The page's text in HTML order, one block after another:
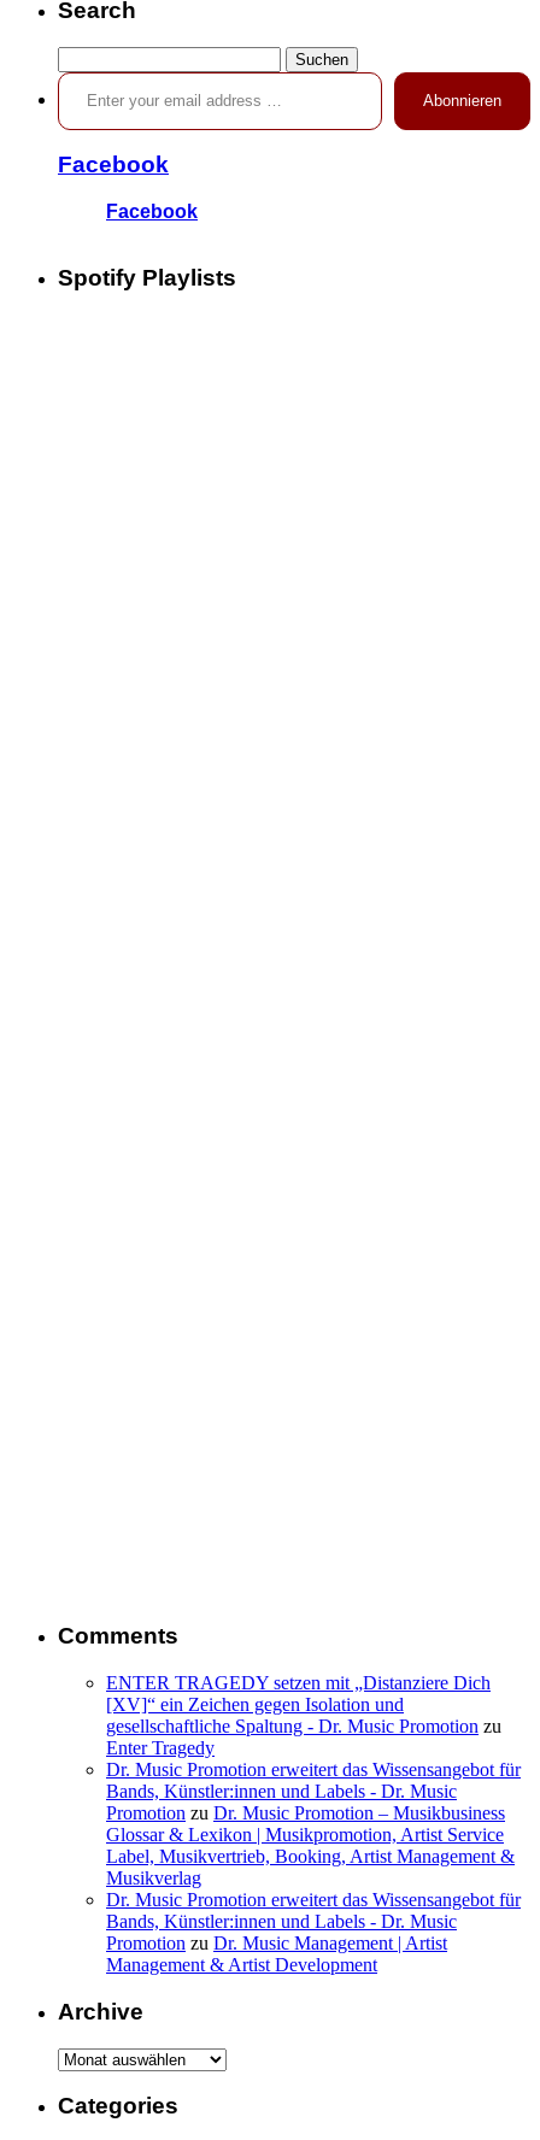
Search
nach:
Enter your email address …
Abonnieren
Facebook
Facebook
Spotify Playlists
Comments
ENTER TRAGEDY setzen mit „Distanziere Dich
[XV]“ ein Zeichen gegen Isolation und
gesellschaftliche Spaltung - Dr. Music Promotion zu
Enter Tragedy
Dr. Music Promotion erweitert das Wissensangebot für
Bands, Künstler:innen und Labels - Dr. Music
Promotion zu Dr. Music Promotion – Musikbusiness
Glossar & Lexikon | Musikpromotion, Artist Service
Label, Musikvertrieb, Booking, Artist Management &
Musikverlag
Dr. Music Promotion erweitert das Wissensangebot für
Bands, Künstler:innen und Labels - Dr. Music
Promotion zu Dr. Music Management | Artist
Management & Artist Development
Archive
Archive
Categories